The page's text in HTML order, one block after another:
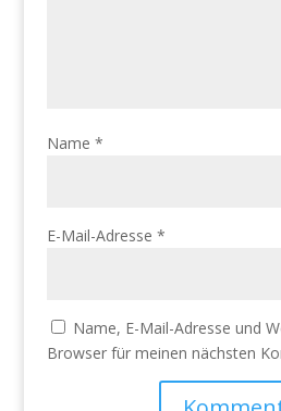
Name *
E-Mail-Adresse *
Name, E-Mail-Adresse und
Browser für meinen nächsten